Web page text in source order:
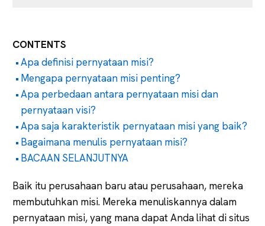
CONTENTS
Apa definisi pernyataan misi?
Mengapa pernyataan misi penting?
Apa perbedaan antara pernyataan misi dan
pernyataan visi?
Apa saja karakteristik pernyataan misi yang baik?
Bagaimana menulis pernyataan misi?
BACAAN SELANJUTNYA
Baik itu perusahaan baru atau perusahaan, mereka
membutuhkan misi. Mereka menuliskannya dalam
pernyataan misi, yang mana dapat Anda lihat di situs